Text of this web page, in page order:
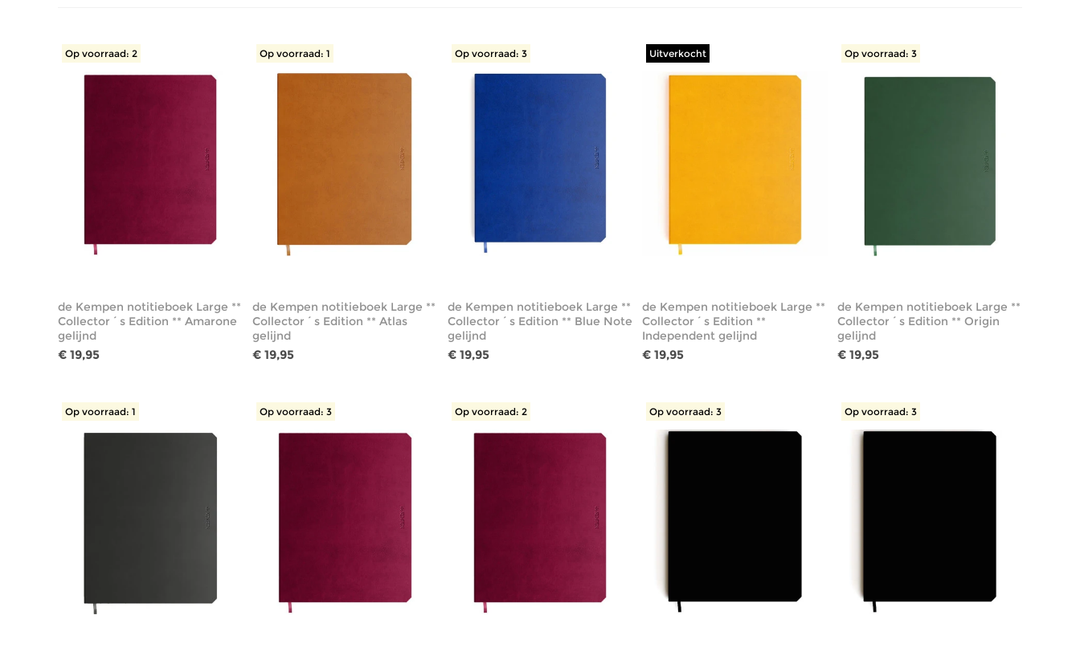
Op voorraad: 2
de Kempen notitieboek Large **
Collector´s Edition ** Amarone
gelijnd
€ 19,95
Op voorraad: 1
de Kempen notitieboek Large **
Collector´s Edition ** Atlas
gelijnd
€ 19,95
Op voorraad: 3
de Kempen notitieboek Large **
Collector´s Edition ** Blue Note
gelijnd
€ 19,95
Uitverkocht
de Kempen notitieboek Large **
Collector´s Edition **
Independent gelijnd
€ 19,95
Op voorraad: 3
de Kempen notitieboek Large **
Collector´s Edition ** Origin
gelijnd
€ 19,95
Op voorraad: 1 Op voorraad: 3 Op voorraad: 2 Op voorraad: 3 Op voorraad: 3